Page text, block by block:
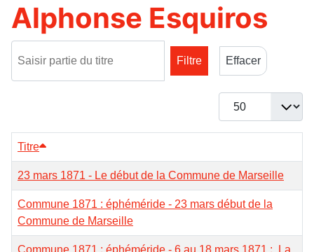
Alphonse Esquiros
Filtre
Effacer
Afficher #
Titre
23 mars 1871 - Le début de la Commune de Marseille
Commune 1871 : éphéméride - 23 mars début de la
Commune de Marseille